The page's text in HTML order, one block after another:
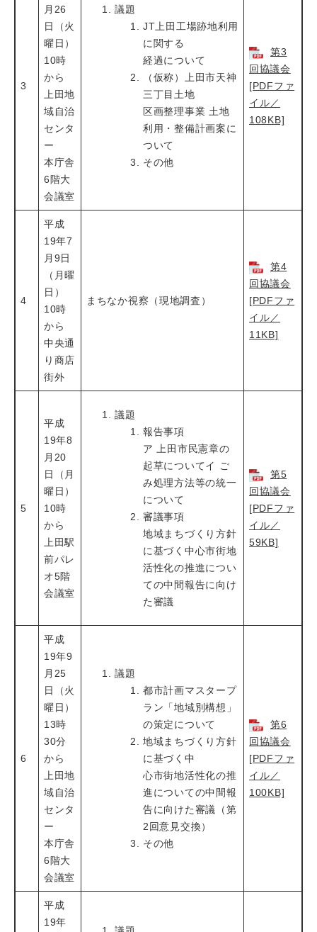
3
月26
日（火
曜日）
10時
から
上田地
域自治
センタ
ー
本庁舎
6階大
会議室
議題
JT上田工場跡地利用
に関する
経過について
（仮称）上田市天神
三丁目土地
区画整理事業 土地
利用・整備計画案に
ついて
その他
第3
回協議会
[PDFファ
イル／
108KB]
4
平成
19年7
月9日
（月曜
日）
10時
から
中央通
り商店
街外
まちなか視察（現地調査）
第4
回協議会
[PDFファ
イル／
11KB]
5
平成
19年8
月20
日（月
曜日）
10時
から
上田駅
前パレ
オ5階
会議室
議題
報告事項
ア 上田市民憲章の
起草についてイ ご
み処理方法等の統一
について
審議事項
地域まちづくり方針
に基づく中心市街地
活性化の推進につい
ての中間報告に向け
た審議
第5
回協議会
[PDFファ
イル／
59KB]
6
平成
19年9
月25
日（火
曜日）
13時
30分
から
上田地
域自治
センタ
ー
本庁舎
6階大
会議室
議題
都市計画マスタープ
ラン「地域別構想」
の策定について
地域まちづくり方針
に基づく中
心市街地活性化の推
進についての中間報
告に向けた審議（第
2回意見交換）
その他
第6
回協議会
[PDFファ
イル／
100KB]
平成
19年